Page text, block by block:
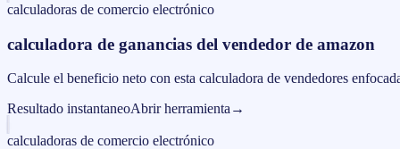
calculadoras de comercio electrónico
calculadora de ganancias del vendedor de amazon
Calcule el beneficio neto con esta calculadora de vendedores
Resultado instantaneoAbrir herramienta →
calculadoras de comercio electrónico